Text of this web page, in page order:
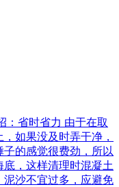
省时省力 由于在取
如果没及时弄干净，
的感觉很费劲，所以
，这样清理时混凝土
沙不宜过多，应避免